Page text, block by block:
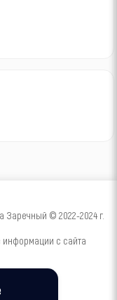
Заречный © 2022-2024 г.
информации с сайта